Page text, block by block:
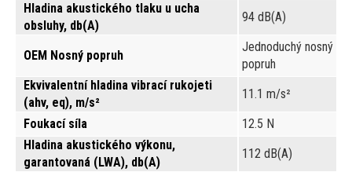
Hladina akustického tlaku u ucha
obsluhy, db(A)
94 dB(A)
OEM Nosný popruh
Jednoduchý nosný
popruh
Ekvivalentní hladina vibrací rukojeti
(ahv, eq), m/s²
11.1 m/s²
Foukací síla
12.5 N
Hladina akustického výkonu,
garantovaná (LWA), db(A)
112 dB(A)